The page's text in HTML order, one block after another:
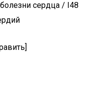
сердца / I48